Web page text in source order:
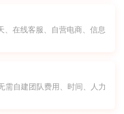
、在线客服、自营电商、信息
需自建团队费用、时间、人力